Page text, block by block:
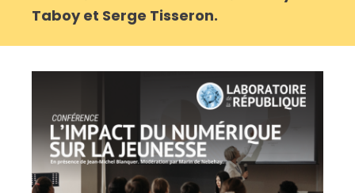
Taboy et Serge Tisseron.